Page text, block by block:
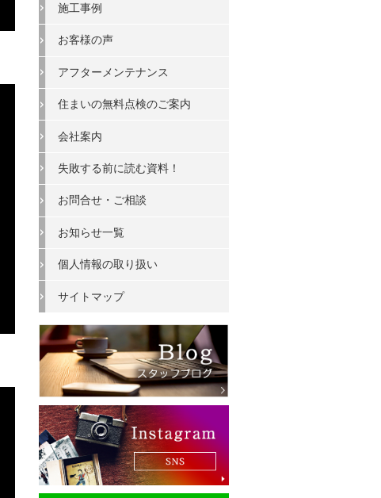
施工事例
お客様の声
アフターメンテナンス
住まいの無料点検のご案内
会社案内
失敗する前に読む資料！
お問合せ・ご相談
お知らせ一覧
個人情報の取り扱い
サイトマップ